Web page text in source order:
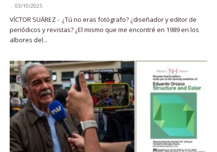
- 03/10/2025
VÍCTOR SUÁREZ - ¿Tú no eras fotógrafo? ¿diseñador y editor de
periódicos y revistas? ¿El mismo que me encontré en 1989 en los
albores del...